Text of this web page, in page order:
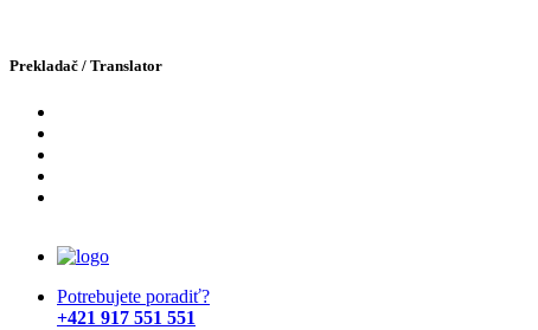
Prekladač / Translator
Potrebujete poradiť?
+421 917 551 551